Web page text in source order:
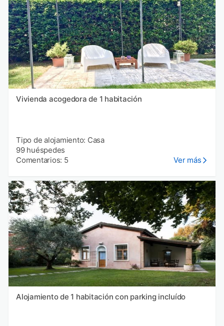
Vivienda acogedora de 1 habitación
Tipo de alojamiento: Casa
99 huéspedes
Comentarios: 5
Ver más
Alojamiento de 1 habitación con parking incluído